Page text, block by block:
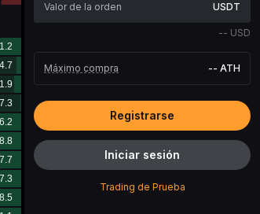
USDT
-- USD
Máximo compra -- ATH
Registrarse
Iniciar sesión
Trading de Prueba